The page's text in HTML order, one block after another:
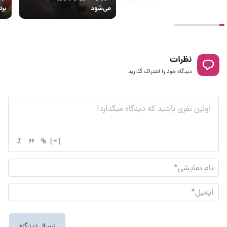
می‌شود
بردز ۳
نظرات
دیدگاه خود را اشتراک گذارید
[+]
نام